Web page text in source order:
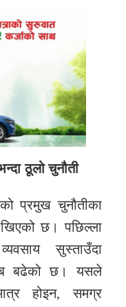
ठूलो चुनौती
प्रमुख चुनौतीका
छ। पछिल्ला
सुस्ताउँदा
बढेको छ। यसले
होइन, समग्र